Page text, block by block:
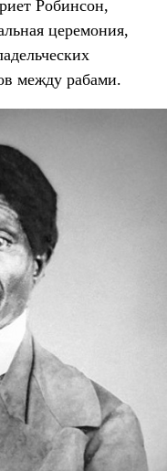
Робинсон,
церемония,
между рабами.